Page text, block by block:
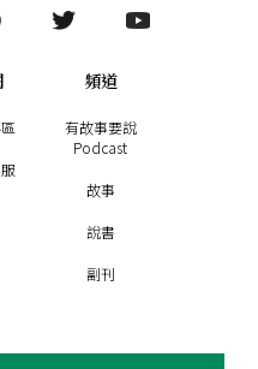
頻道
有故事要說
Podcast
故事
說書
副刊